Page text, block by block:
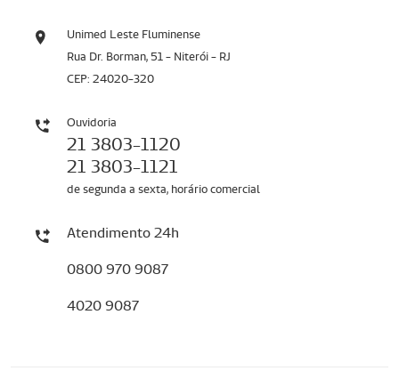
Unimed Leste Fluminense
Rua Dr. Borman, 51 - Niterói - RJ
CEP: 24020-320
Ouvidoria
21 3803-1120
21 3803-1121
de segunda a sexta, horário comercial
Atendimento 24h
0800 970 9087
4020 9087